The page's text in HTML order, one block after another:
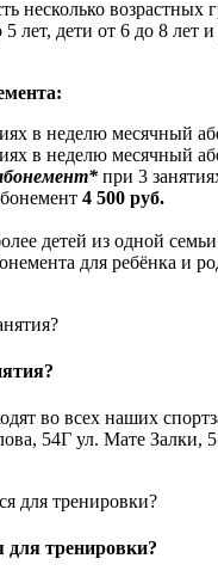
несколько возрастных
5 лет, дети от 6 до 8 лет
в неделю месячный
в неделю месячный
при 3
4 500 руб.
детей из одной
для ребёнка и
во всех наших
54Г ул. Мате Залки,
для тренировки?